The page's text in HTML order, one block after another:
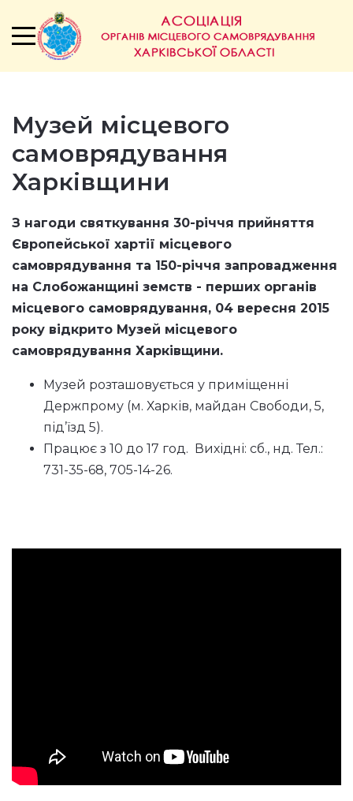
Музей місцевого
самоврядування
Харківщини
З нагоди святкування 30-річчя прийняття
Європейської хартії місцевого
самоврядування та 150-річчя запровадження
на Слобожанщині земств - перших органів
місцевого самоврядування, 04 вересня 2015
року відкрито Музей місцевого
самоврядування Харківщини.
Музей розташовується у приміщенні
Держпрому (м. Харків, майдан Свободи, 5,
під’їзд 5).
Працює з 10 до 17 год. Вихідні: сб., нд. Тел.:
731-35-68, 705-14-26.